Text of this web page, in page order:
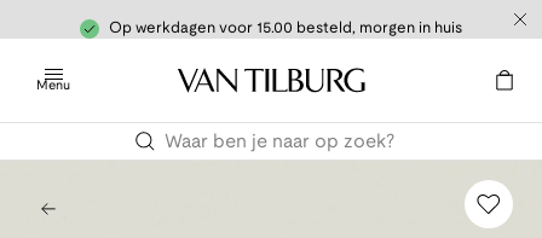
Op werkdagen voor 15.00 besteld, morgen in huis
Menu